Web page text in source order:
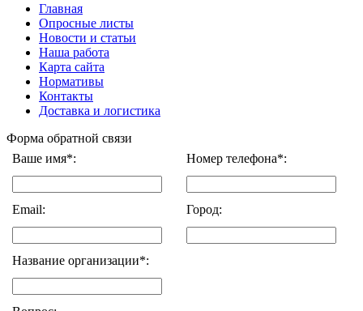
Главная
Опросные листы
Новости и статьи
Наша работа
Карта сайта
Нормативы
Контакты
Доставка и логистика
Форма обратной связи
Ваше имя*:
Номер телефона*:
Email: Город:
Название организации*: